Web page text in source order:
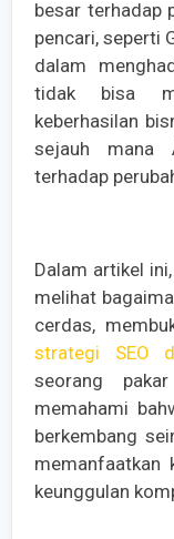
besar terhadap
pencari, seperti
dalam
tidak bisa
keberhasilan
sejauh mana
terhadap
Dalam artikel
melihat
cerdas,
strategi SEO
seorang
memahami
berkembang
memanfaatkan
keunggulan